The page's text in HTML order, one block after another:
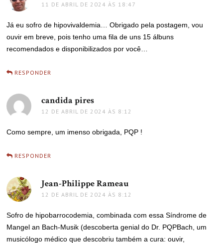
11 DE ABRIL DE 2024 ÀS 18:47
Já eu sofro de hipovivaldemia… Obrigado pela postagem, vou
ouvir em breve, pois tenho uma fila de uns 15 álbuns
recomendados e disponibilizados por você…
RESPONDER
candida pires
12 DE ABRIL DE 2024 ÀS 8:12
Como sempre, um imenso obrigada, PQP !
RESPONDER
Jean-Philippe Rameau
12 DE ABRIL DE 2024 ÀS 8:12
Sofro de hipobarrocodemia, combinada com essa Síndrome de
Mangel an Bach-Musik (descoberta genial do Dr. PQPBach, um
musicólogo médico que descobriu também a cura: ouvir,